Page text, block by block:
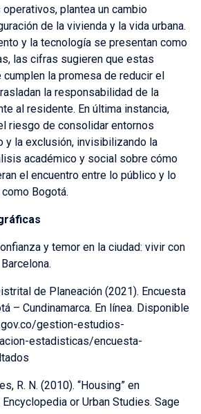
plantea un cambio
de la vivienda y la vida urbana.
y la tecnología se presentan como
las cifras sugieren que estas
la promesa de reducir el
la responsabilidad de la
al residente. En última instancia,
riesgo de consolidar entornos
y la exclusión, invisibilizando la
académico y social sobre cómo
el encuentro entre lo público y lo
Bogotá.
y temor en la ciudad: vivir con
de Planeación (2021). Encuesta
– Cundinamarca. En línea. Disponible
gestion-estudios-
estadisticas/encuesta-
R. N. (2010). “Housing” en
Encyclopedia or Urban Studies. Sage